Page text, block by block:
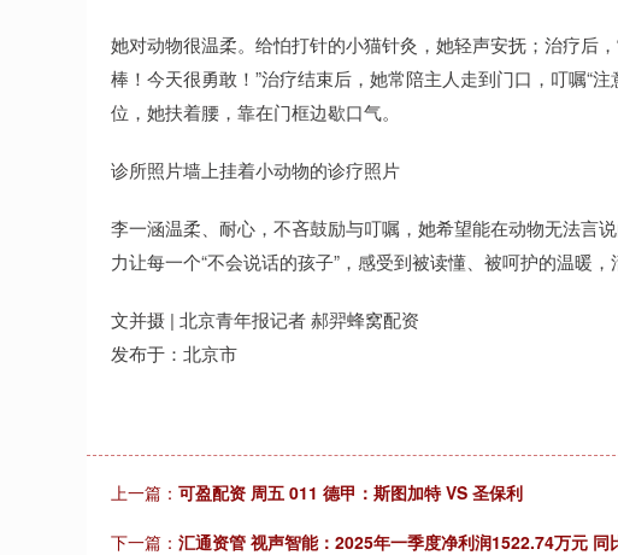
她对动物很温柔。给怕打针的小猫针灸，她轻声安抚；治疗后
棒！今天很勇敢！”治疗结束后，她常陪主人走到门口，叮嘱“
位，她扶着腰，靠在门框边歇口气。
诊所照片墙上挂着小动物的诊疗照片
李一涵温柔、耐心，不吝鼓励与叮嘱，她希望能在动物无法言
力让每一个“不会说话的孩子”，感受到被读懂、被呵护的温暖，
文并摄 | 北京青年报记者 郝羿蜂窝配资
发布于：北京市
上一篇： 可盈配资 周五 011 德甲：斯图加特 VS 圣保利
下一篇： 汇通资管 视声智能：2025年一季度净利润1522.74万元 同